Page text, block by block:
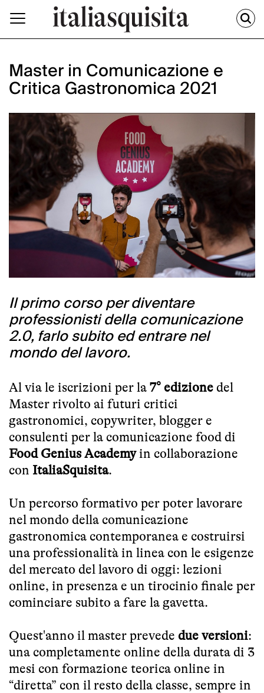
Master in Comunicazione e
Critica Gastronomica 2021
Il primo corso per diventare
professionisti della comunicazione
2.0, farlo subito ed entrare nel
mondo del lavoro.
Al via le iscrizioni per la 7° edizione del
Master rivolto ai futuri critici
gastronomici, copywriter, blogger e
consulenti per la comunicazione food di
Food Genius Academyin collaborazione
con ItaliaSquisita.
Un percorso formativo per poter lavorare
nel mondo della comunicazione
gastronomica contemporanea e costruirsi
una professionalità in linea con le esigenze
del mercato del lavoro di oggi: lezioni
online, in presenza e un tirocinio finale per
cominciare subito a fare la gavetta.
Quest'anno il master prevede due versioni:
una completamente online della durata di 3
mesi con formazione teorica online in
“diretta” con il resto della classe, sempre in